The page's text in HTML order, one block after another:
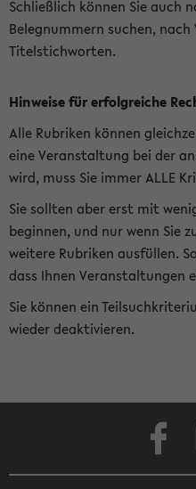
Schließlich können Sie auch
Belegnummern suchen,
Titelstichworten.
Hinweise für erfolgreiche
Alle Rubriken können
eine Veranstaltung bei der
wird, muss Sie immer ALLE
Sie sollten aber erst mit
beginnen, und nur wenn Sie
weitere Rubriken ausfüllen.
dass Ihnen Veranstaltungen
Sie können ein
wieder deaktivieren.